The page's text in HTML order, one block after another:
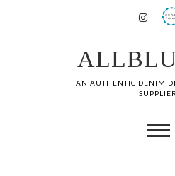
AN AUTHENTIC DENIM
SUPPLIER.